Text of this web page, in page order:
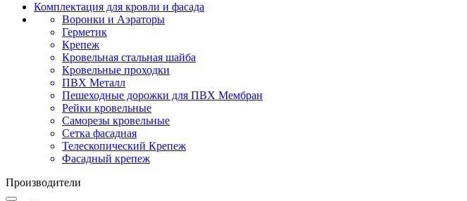
Комплектация для кровли и фасада
Воронки и Аэраторы
Герметик
Крепеж
Кровельная стальная шайба
Кровельные проходки
ПВХ Металл
Пешеходные дорожки для ПВХ Мембран
Рейки кровельные
Саморезы кровельные
Сетка фасадная
Телескопический Крепеж
Фасадный крепеж
Производители